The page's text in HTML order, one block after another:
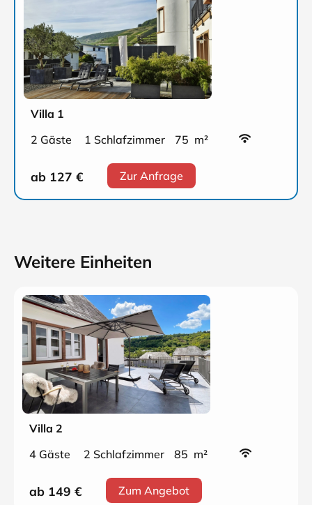
Villa 1
2 Gäste
1 Schlafzimmer 75 m²
ab 127 € Zur Anfrage
Weitere Einheiten
Villa 2
4 Gäste
2 Schlafzimmer 85 m²
ab 149 € Zum Angebot